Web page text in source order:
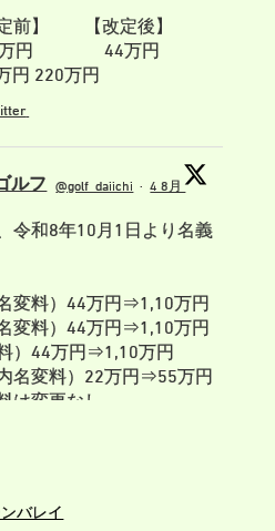
【改定後】
円 44万円
220万円
ルフ @golf_daiichi · 4 8月
令和8年10月1日より名義
変料）44万円⇒1,10万円
変料）44万円⇒1,10万円
）44万円⇒1,10万円
名変料）22万円⇒55万円
変更なし
ルフ @golf_daiichi
バレイ